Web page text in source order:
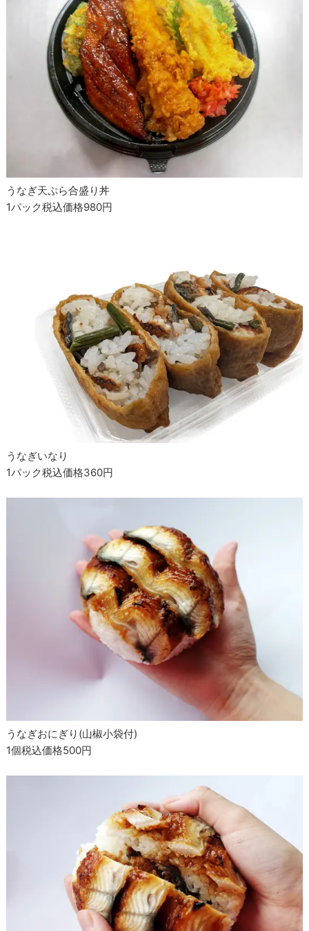
うなぎ天ぷら合盛り丼
1パック税込価格980円
うなぎいなり
1パック税込価格360円
うなぎおにぎり(山椒小袋付)
1個税込価格500円